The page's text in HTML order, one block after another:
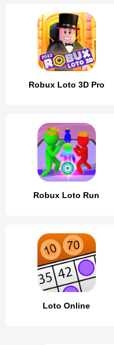
Robux Loto 3D Pro
Robux Loto Run
Loto Online